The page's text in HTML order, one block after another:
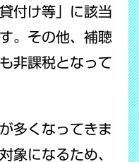
付け等」に該当
。その他、補聴
非課税となって
多くなってきま
象になるため、